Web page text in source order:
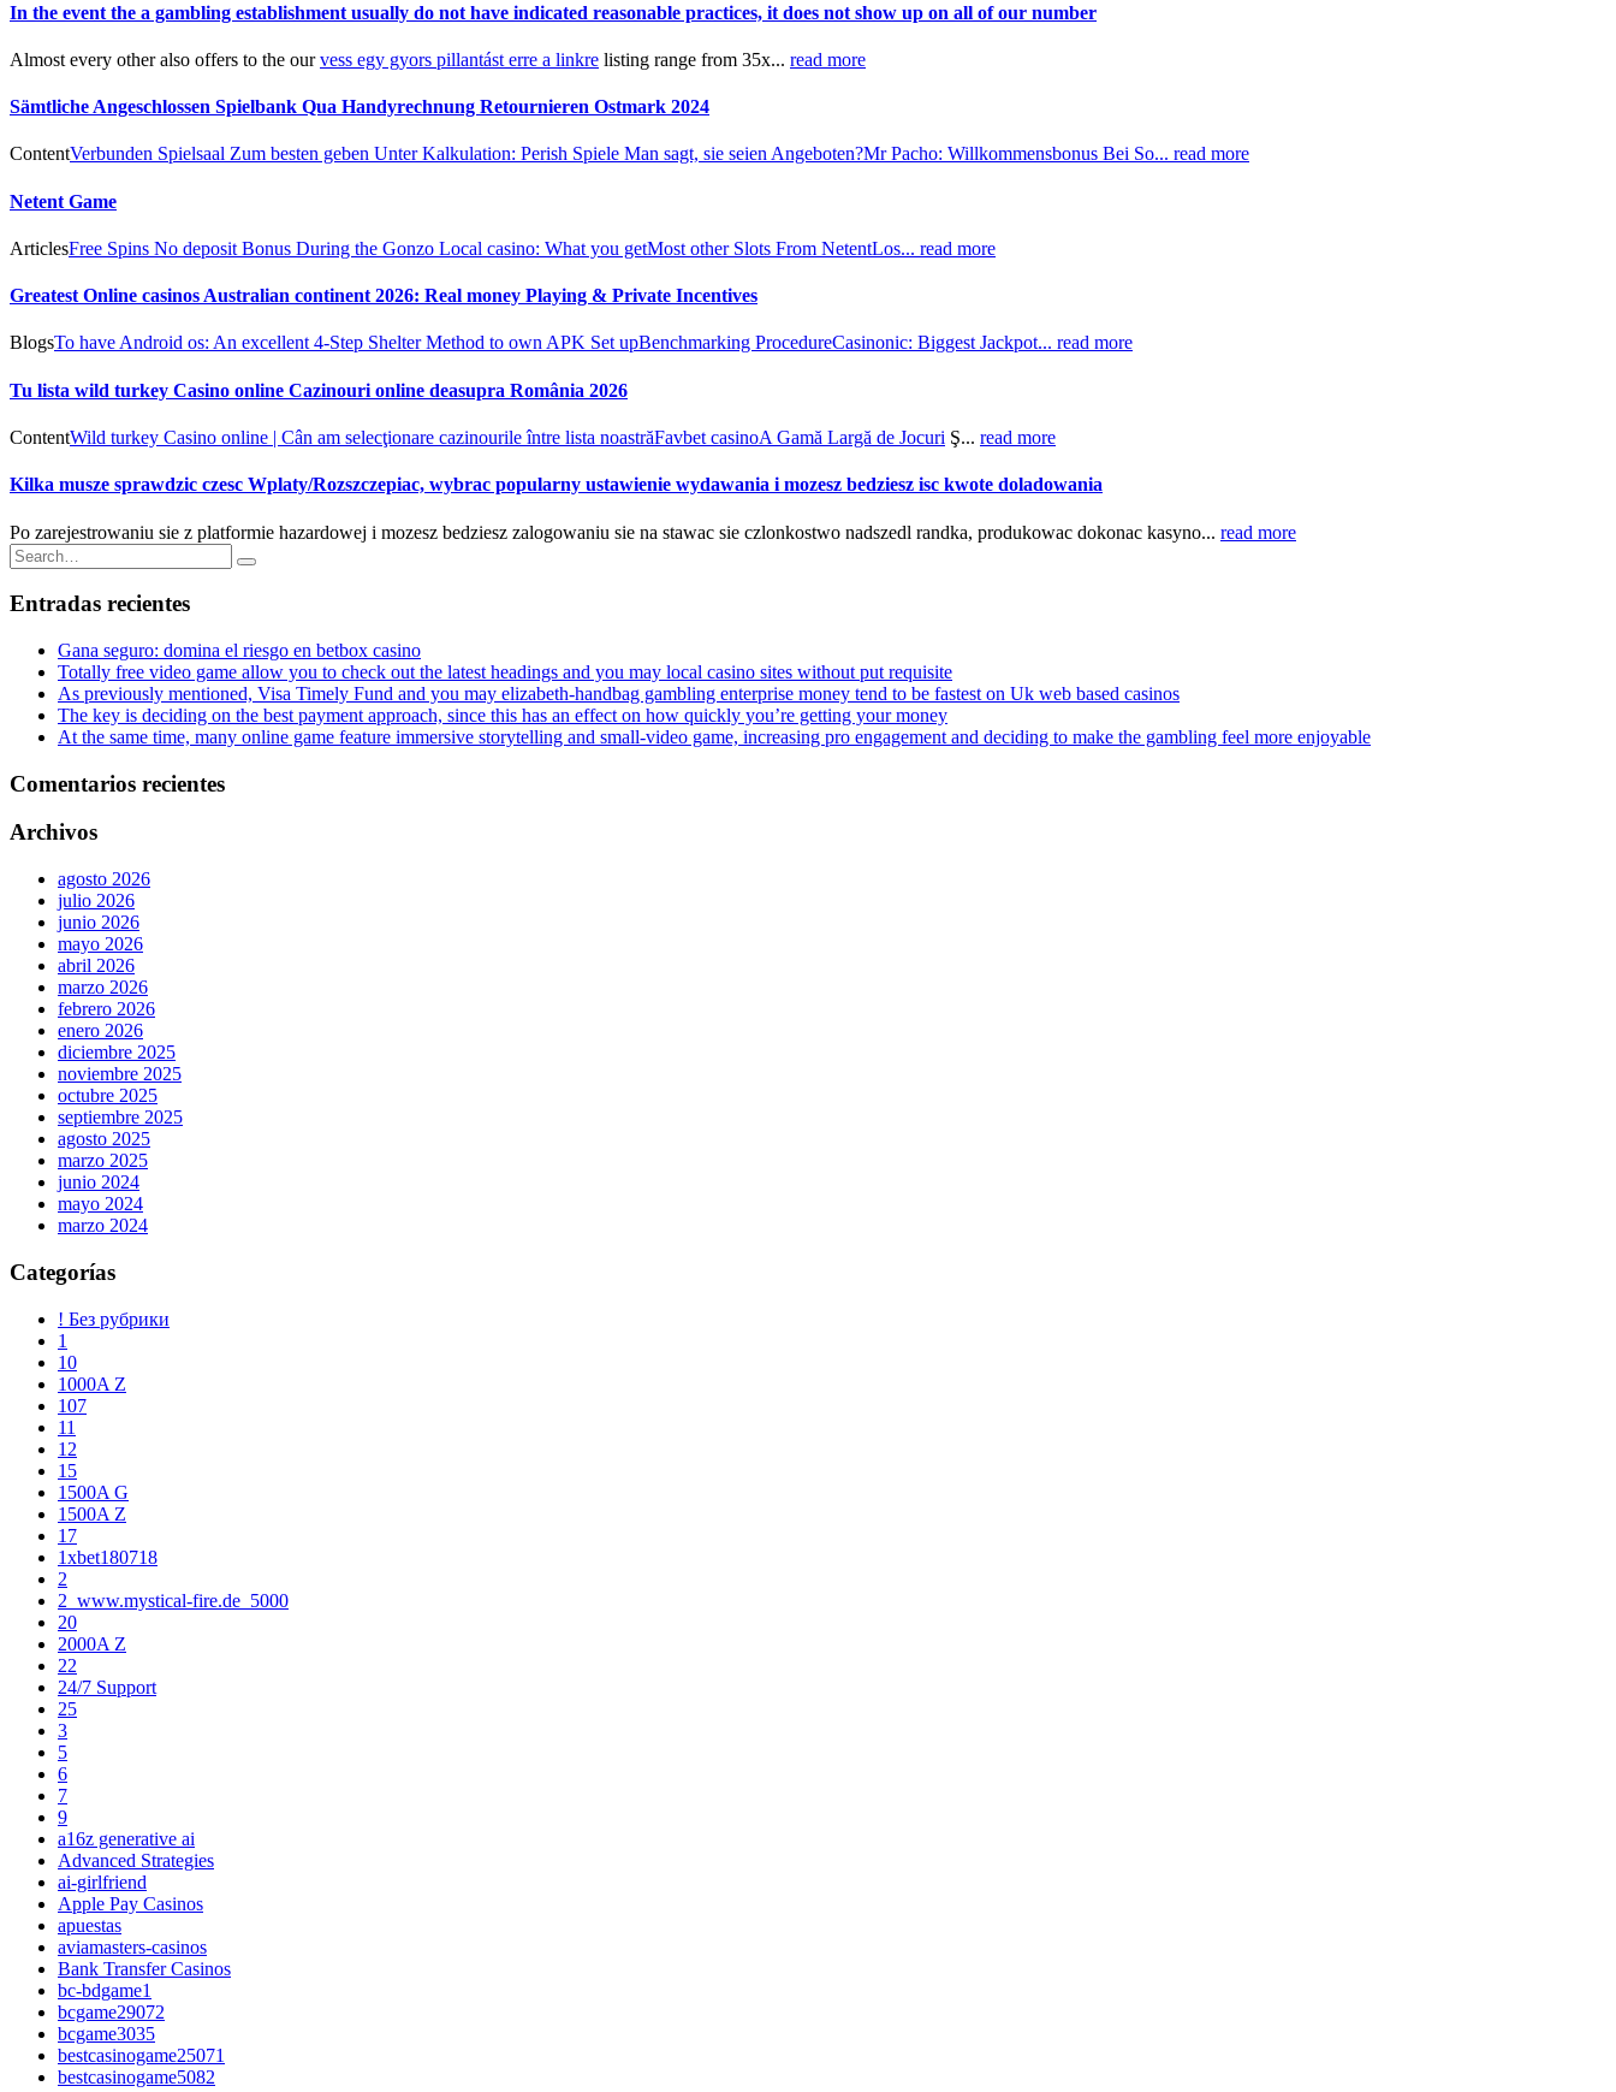
In the event the a gambling establishment usually do not have indicated reasonable practices, it does not show up on all of our number
Almost every other also offers to the ourvess egy gyors pillantást erre a linkre listing range from 35x... read more
Sämtliche Angeschlossen Spielbank Qua Handyrechnung Retournieren Ostmark 2024
ContentVerbunden Spielsaal Zum besten geben Unter Kalkulation: Perish Spiele Man sagt, sie seien Angeboten?Mr Pacho: Willkommensbonus Bei So... read more
Netent Game
ArticlesFree Spins No deposit Bonus During the Gonzo Local casino: What you getMost other Slots From NetentLos... read more
Greatest Online casinos Australian continent 2026: Real money Playing & Private Incentives
BlogsTo have Android os: An excellent 4-Step Shelter Method to own APK Set upBenchmarking ProcedureCasinonic: Biggest Jackpot... read more
Tu lista wild turkey Casino online Cazinouri online deasupra România 2026
ContentWild turkey Casino online | Cân am selecţionare cazinourile între lista noastrăFavbet casinoA Gamă Largă de Jocuri Ş... read more
Kilka musze sprawdzic czesc Wplaty/Rozszczepiac, wybrac popularny ustawienie wydawania i mozesz bedziesz isc kwote doladowania
Po zarejestrowaniu sie z platformie hazardowej i mozesz bedziesz zalogowaniu sie na stawac sie czlonkostwo nadszedl randka, produkowac dokonac kasyno... read more
Entradas recientes
Gana seguro: domina el riesgo en betbox casino
Totally free video game allow you to check out the latest headings and you may local casino sites without put requisite
As previously mentioned, Visa Timely Fund and you may elizabeth-handbag gambling enterprise money tend to be fastest on Uk web based casinos
The key is deciding on the best payment approach, since this has an effect on how quickly you’re getting your money
At the same time, many online game feature immersive storytelling and small-video game, increasing pro engagement and deciding to make the gambling feel more enjoyable
Comentarios recientes
Archivos
agosto 2026
julio 2026
junio 2026
mayo 2026
abril 2026
marzo 2026
febrero 2026
enero 2026
diciembre 2025
noviembre 2025
octubre 2025
septiembre 2025
agosto 2025
marzo 2025
junio 2024
mayo 2024
marzo 2024
Categorías
! Без рубрики
1
10
1000A Z
107
11
12
15
1500A G
1500A Z
17
1xbet180718
2
2_www.mystical-fire.de_5000
20
2000A Z
22
24/7 Support
25
3
5
6
7
9
a16z generative ai
Advanced Strategies
ai-girlfriend
Apple Pay Casinos
apuestas
aviamasters-casinos
Bank Transfer Casinos
bc-bdgame1
bcgame29072
bcgame3035
bestcasinogame25071
bestcasinogame5082